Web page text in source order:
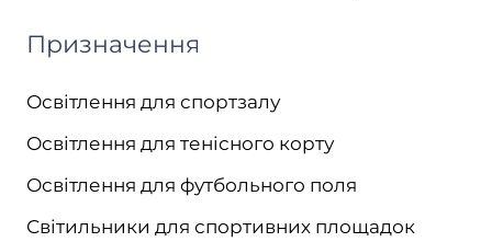
Призначення
Освітлення для спортзалу
Освітлення для тенісного корту
Освітлення для футбольного поля
Світильники для спортивних площадок